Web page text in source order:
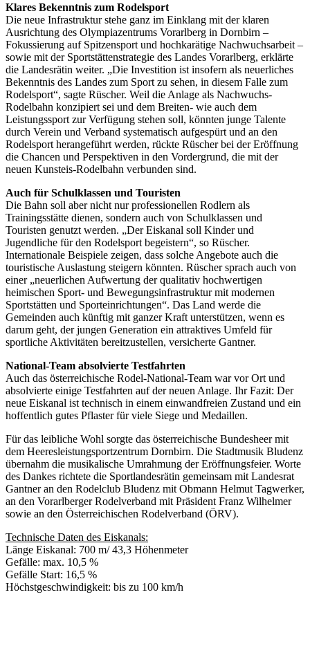
Klares Bekenntnis zum Rodelsport
Die neue Infrastruktur stehe ganz im Einklang mit der klaren
Ausrichtung des Olympiazentrums Vorarlberg in Dornbirn –
Fokussierung auf Spitzensport und hochkarätige Nachwuchsarbeit –
sowie mit der Sportstättenstrategie des Landes Vorarlberg, erklärte
die Landesrätin weiter. „Die Investition ist insofern als neuerliches
Bekenntnis des Landes zum Sport zu sehen, in diesem Falle zum
Rodelsport“, sagte Rüscher. Weil die Anlage als Nachwuchs-
Rodelbahn konzipiert sei und dem Breiten- wie auch dem
Leistungssport zur Verfügung stehen soll, könnten junge Talente
durch Verein und Verband systematisch aufgespürt und an den
Rodelsport herangeführt werden, rückte Rüscher bei der Eröffnung
die Chancen und Perspektiven in den Vordergrund, die mit der
neuen Kunsteis-Rodelbahn verbunden sind.
Auch für Schulklassen und Touristen
Die Bahn soll aber nicht nur professionellen Rodlern als
Trainingsstätte dienen, sondern auch von Schulklassen und
Touristen genutzt werden. „Der Eiskanal soll Kinder und
Jugendliche für den Rodelsport begeistern“, so Rüscher.
Internationale Beispiele zeigen, dass solche Angebote auch die
touristische Auslastung steigern könnten. Rüscher sprach auch von
einer „neuerlichen Aufwertung der qualitativ hochwertigen
heimischen Sport- und Bewegungsinfrastruktur mit modernen
Sportstätten und Sporteinrichtungen“. Das Land werde die
Gemeinden auch künftig mit ganzer Kraft unterstützen, wenn es
darum geht, der jungen Generation ein attraktives Umfeld für
sportliche Aktivitäten bereitzustellen, versicherte Gantner.
National-Team absolvierte Testfahrten
Auch das österreichische Rodel-National-Team war vor Ort und
absolvierte einige Testfahrten auf der neuen Anlage. Ihr Fazit: Der
neue Eiskanal ist technisch in einem einwandfreien Zustand und ein
hoffentlich gutes Pflaster für viele Siege und Medaillen.
Für das leibliche Wohl sorgte das österreichische Bundesheer mit
dem Heeresleistungsportzentrum Dornbirn. Die Stadtmusik Bludenz
übernahm die musikalische Umrahmung der Eröffnungsfeier. Worte
des Dankes richtete die Sportlandesrätin gemeinsam mit Landesrat
Gantner an den Rodelclub Bludenz mit Obmann Helmut Tagwerker,
an den Vorarlberger Rodelverband mit Präsident Franz Wilhelmer
sowie an den Österreichischen Rodelverband (ÖRV).
Technische Daten des Eiskanals:
Länge Eiskanal: 700 m/ 43,3 Höhenmeter
Gefälle: max. 10,5 %
Gefälle Start: 16,5 %
Höchstgeschwindigkeit: bis zu 100 km/h